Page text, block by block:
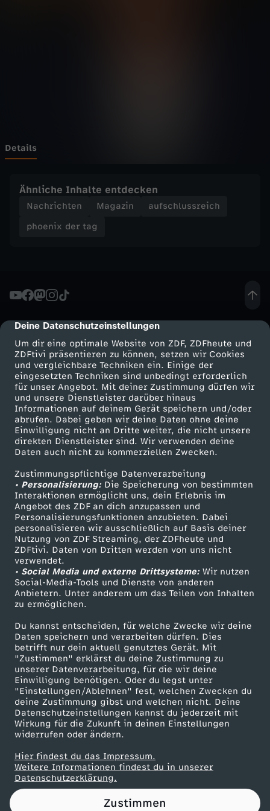
cmp-dialog-description
Deine Datenschutzeinstellungen
Um dir eine optimale Website von ZDF, ZDFheute und
ZDFtivi präsentieren zu können, setzen wir Cookies
und vergleichbare Techniken ein. Einige der
eingesetzten Techniken sind unbedingt erforderlich
für unser Angebot. Mit deiner Zustimmung dürfen wir
und unsere Dienstleister darüber hinaus
Informationen auf deinem Gerät speichern und/oder
abrufen. Dabei geben wir deine Daten ohne deine
Einwilligung nicht an Dritte weiter, die nicht unsere
direkten Dienstleister sind. Wir verwenden deine
Daten auch nicht zu kommerziellen Zwecken.
Zustimmungspflichtige Datenverarbeitung
• Personalisierung:Die Speicherung von bestimmten
Interaktionen ermöglicht uns, dein Erlebnis im
Angebot des ZDF an dich anzupassen und
Personalisierungsfunktionen anzubieten. Dabei
personalisieren wir ausschließlich auf Basis deiner
Nutzung von ZDF Streaming, der ZDFheute und
ZDFtivi. Daten von Dritten werden von uns nicht
verwendet.
• Social Media und externe Drittsysteme:Wir nutzen
Social-Media-Tools und Dienste von anderen
Anbietern. Unter anderem um das Teilen von Inhalten
zu ermöglichen.
Du kannst entscheiden, für welche Zwecke wir deine
Daten speichern und verarbeiten dürfen. Dies
betrifft nur dein aktuell genutztes Gerät. Mit
"Zustimmen" erklärst du deine Zustimmung zu
unserer Datenverarbeitung, für die wir deine
Einwilligung benötigen. Oder du legst unter
"Einstellungen/Ablehnen" fest, welchen Zwecken du
deine Zustimmung gibst und welchen nicht. Deine
Datenschutzeinstellungen kannst du jederzeit mit
Wirkung für die Zukunft in deinen Einstellungen
widerrufen oder ändern.
Hier findest du das Impressum.
Weitere Informationen findest du in unserer
Datenschutzerklärung.
Zustimmen
g
K
l
i
t
i
o
n
:
“
D
i
e
L
a
g
e
i
s
t
Details
Ähnliche Inhalte entdecken
Nachrichten Magazin
aufschlussreich
phoenix der tag
Mehr ZDF
ZDF-Apps
Smart TV
ZDFtext
Livestreams
Sendungen A-Z
TV-Programm
Service
ZDFmitreden
Kontakt zum ZDF
Tickets
Zuschauerservice
Hilfe
ZDF Unternehmen
Karriere
ZDF goes Schule
Werbefernsehen
Mainzelmännchen
Partner